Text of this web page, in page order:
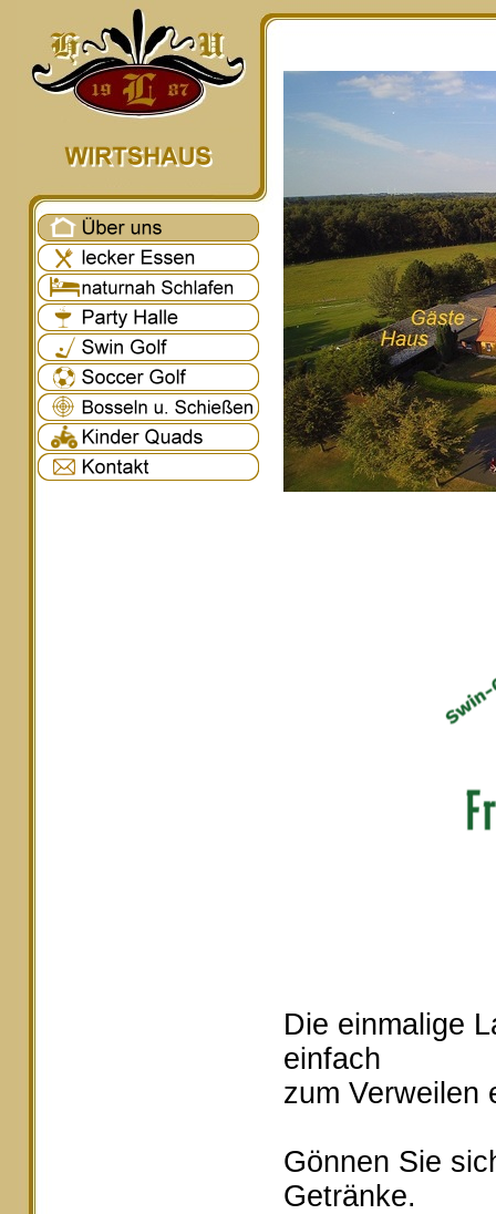
Die einmalige
einfach
zum Verweilen
Gönnen Sie
Getränke.